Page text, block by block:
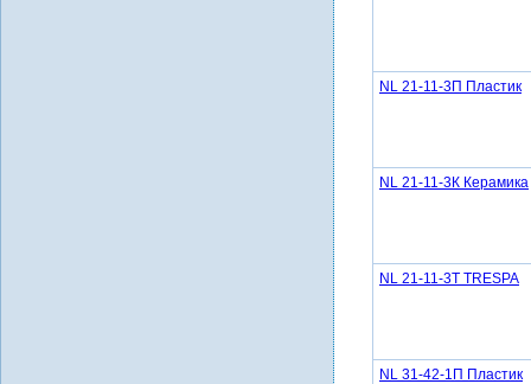
NL 21-11-3П Пластик
NL 21-11-3К Керамика
NL 21-11-3Т TRESPA
NL 31-42-1П Пластик